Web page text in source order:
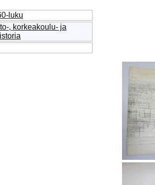
luku
, korkeakoulu- ja